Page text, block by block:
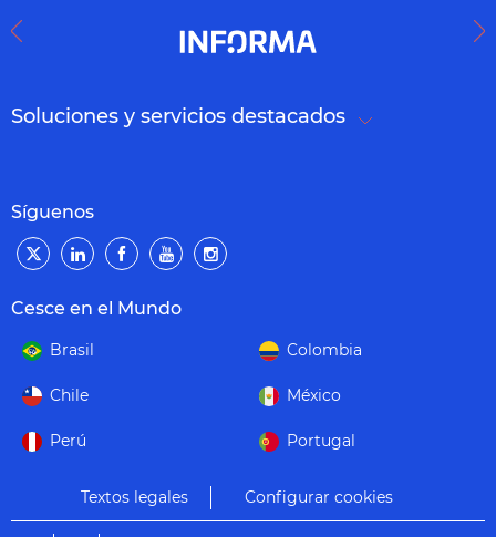
Soluciones y servicios destacados
Síguenos
Cesce en el Mundo
Brasil Colombia
Chile México
Perú Portugal
Textos legales Configurar cookies